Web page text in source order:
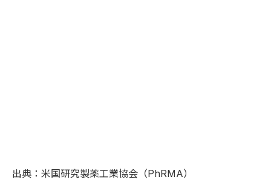
出典：米国研究製薬工業協会（PhRMA）